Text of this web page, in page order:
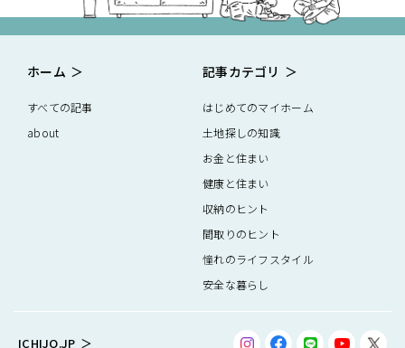
ホーム
すべての記事
about
記事カテゴリ
はじめてのマイホーム
土地探しの知識
お金と住まい
健康と住まい
収納のヒント
間取りのヒント
憧れのライフスタイル
安全な暮らし
ICHIJO.JP